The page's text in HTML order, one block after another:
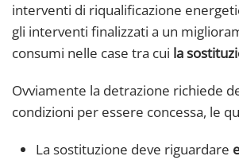
interventi di riqualificazione
gli interventi finalizzati a un
consumi nelle case tra cui la
Ovviamente la detrazione richiede
condizioni per essere concessa, le
La sostituzione deve riguardare